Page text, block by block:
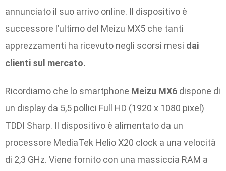
annunciato il suo arrivo online. Il dispositivo è
successore l’ultimo del Meizu MX5 che tanti
apprezzamenti ha ricevuto negli scorsi mesi dai
clienti sul mercato.
Ricordiamo che lo smartphone Meizu MX6 dispone di
un display da 5,5 pollici Full HD (1920 x 1080 pixel)
TDDI Sharp. Il dispositivo è alimentato da un
processore MediaTek Helio X20 clock a una velocità
di 2,3 GHz. Viene fornito con una massiccia RAM a